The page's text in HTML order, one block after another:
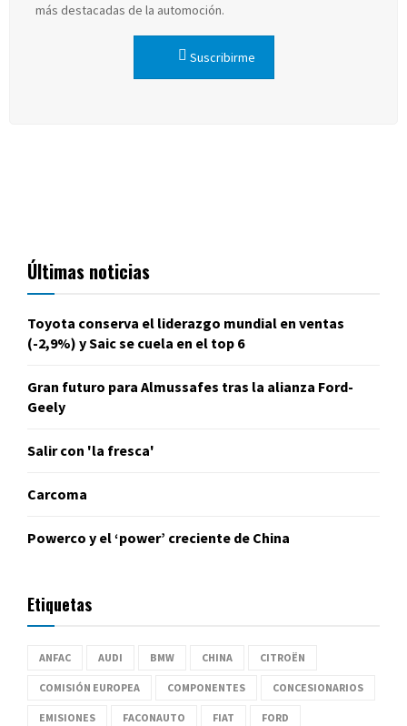
más destacadas de la automoción.
Suscribirme
Últimas noticias
Toyota conserva el liderazgo mundial en ventas
(-2,9%) y Saic se cuela en el top 6
Gran futuro para Almussafes tras la alianza Ford-
Geely
Salir con 'la fresca'
Carcoma
Powerco y el ‘power’ creciente de China
Etiquetas
ANFAC AUDI BMW CHINA CITROËN
COMISIÓN EUROPEA COMPONENTES CONCESIONARIOS
EMISIONES FACONAUTO FIAT FORD